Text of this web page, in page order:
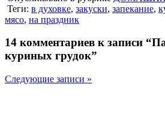
Теги: в духовке, закуски, запекание,
мясо, на праздник
14 комментариев к записи
куриных грудок”
Следующие записи »